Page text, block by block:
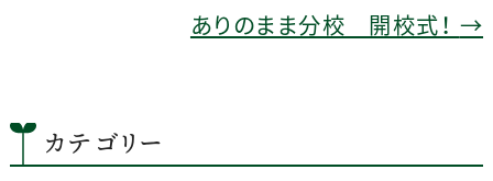
ありのまま分校 開校式！ →
カテゴリー